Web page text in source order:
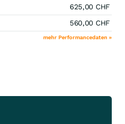
625,00 CHF
560,00 CHF
mehr Performancedaten »